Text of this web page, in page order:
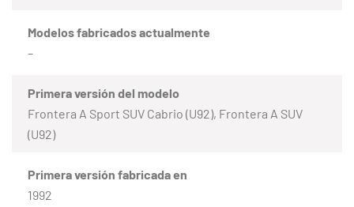
Modelos fabricados actualmente
–
Primera versión del modelo
Frontera A Sport SUV Cabrio (U92), Frontera A SUV
(U92)
Primera versión fabricada en
1992